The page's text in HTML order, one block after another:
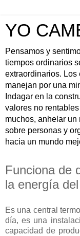
YO
Pensamos y
tiempos ordinarios
extraordinarios.
manejan por una
Indagar en la
valores no
muchos, anhelar
sobre personas y
hacia un mundo
Funciona de
la energía
Es una central
día, es una
capacidad de